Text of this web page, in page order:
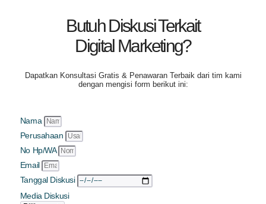
Butuh Diskusi Terkait
Digital Marketing?
Dapatkan Konsultasi Gratis & Penawaran Terbaik dari tim kami
dengan mengisi form berikut ini:
Nama
Perusahaan
No Hp/WA
Email
Tanggal Diskusi
Media Diskusi